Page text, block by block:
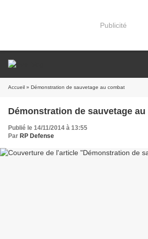
Publicité
Accueil » Démonstration de sauvetage au combat
Démonstration de sauvetage
Publié le 14/11/2014 à 13:55
Par RP Defense